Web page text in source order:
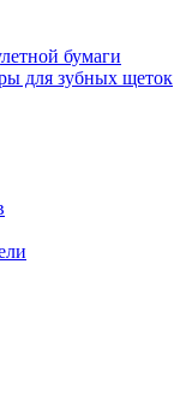
бумаги
для зубных щеток